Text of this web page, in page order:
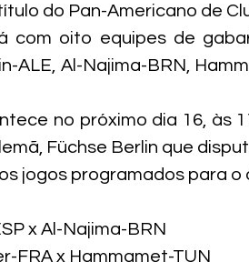
do Pan-Americano de
com oito equipes de
ALE, Al-Najima-BRN,
no próximo dia 16, às
Füchse Berlin que
jogos programados para o
x Al-Najima-BRN
FRA x Hammamet-TUN